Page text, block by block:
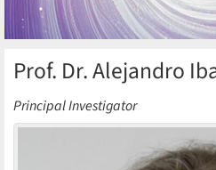
Prof. Dr. Alejandro
Principal Investigator